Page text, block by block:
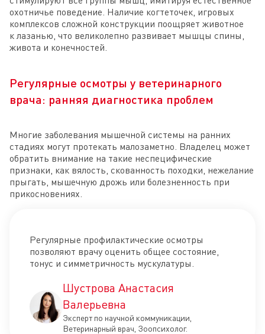
охотничье поведение. Наличие когтеточек, игровых
комплексов сложной конструкции поощряет животное
к лазанью, что великолепно развивает мышцы спины,
живота и конечностей.
Регулярные осмотры у ветеринарного
врача: ранняя диагностика проблем
Многие заболевания мышечной системы на ранних
стадиях могут протекать малозаметно. Владелец может
обратить внимание на такие неспецифические
признаки, как вялость, скованность походки, нежелание
прыгать, мышечную дрожь или болезненность при
прикосновениях.
Регулярные профилактические осмотры
позволяют врачу оценить общее состояние,
тонус и симметричность мускулатуры.
Шустрова Анастасия
Валерьевна
Эксперт по научной коммуникации,
Ветеринарный врач, Зоопсихолог.